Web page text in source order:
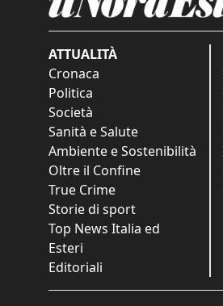
ATTUALITÀ
Cronaca
Politica
Società
Sanità e Salute
Ambiente e Sostenibilità
Oltre il Confine
True Crime
Storie di sport
Top News Italia ed
Esteri
Editoriali